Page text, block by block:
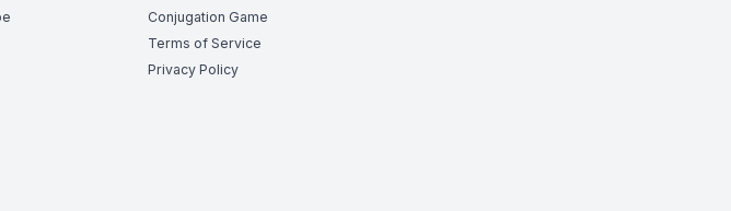
Conjugation Game
Terms of Service
Privacy Policy